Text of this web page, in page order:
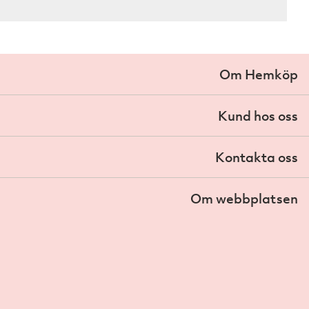
Om Hemköp
Kund hos oss
Kontakta oss
Om webbplatsen